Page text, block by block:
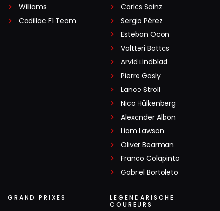
Williams
Cadillac F1 Team
Carlos Sainz
Sergio Pérez
Esteban Ocon
Valtteri Bottas
Arvid Lindblad
Pierre Gasly
Lance Stroll
Nico Hülkenberg
Alexander Albon
Liam Lawson
Oliver Bearman
Franco Colapinto
Gabriel Bortoleto
GRAND PRIXES
LEGENDARISCHE
COUREURS